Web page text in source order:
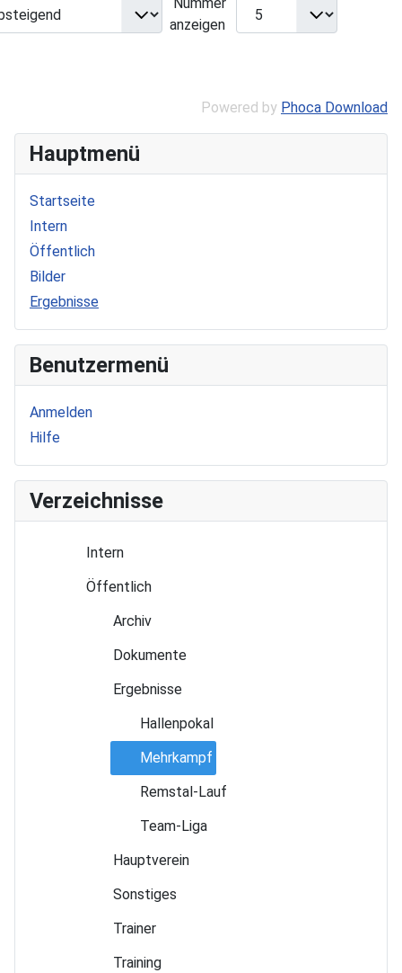
Hauptmenü
Startseite
Intern
Öffentlich
Bilder
Ergebnisse
Benutzermenü
Anmelden
Hilfe
Verzeichnisse
Intern
Öffentlich
Archiv
Dokumente
Ergebnisse
Hallenpokal
Mehrkampf
Remstal-Lauf
Team-Liga
Hauptverein
Sonstiges
Trainer
Training
anzeigen
Powered by Phoca Download